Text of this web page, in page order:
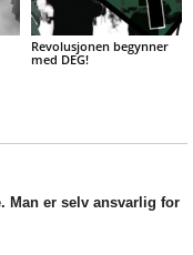
Revolusjonen begynner
med DEG!
Man er selv ansvarlig for